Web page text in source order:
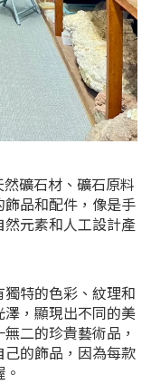
然礦石材、礦石原料
品和配件，像是手
元素和人工設計產
特的色彩、紋理和
，顯現出不同的美
二的珍貴藝術品，
的飾品，因為每款